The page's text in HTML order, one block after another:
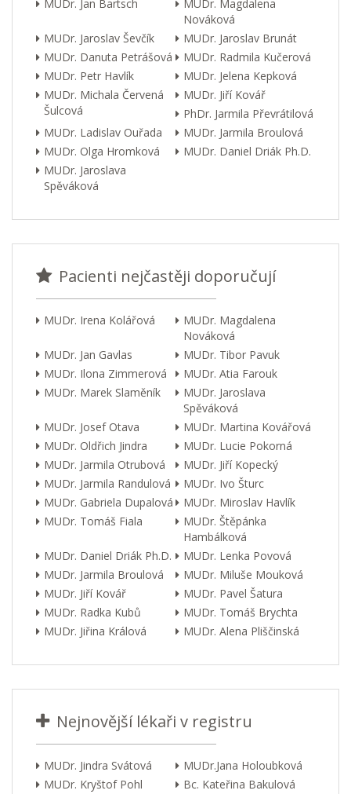
MUDr. Jan Bartsch
MUDr. Magdalena
Nováková
MUDr. Jaroslav Ševčík
MUDr. Jaroslav Brunát
MUDr. Danuta Petrášová
MUDr. Radmila Kučerová
MUDr. Petr Havlík
MUDr. Jelena Kepková
MUDr. Michala Červená
Šulcová
MUDr. Jiří Kovář
PhDr. Jarmila Převrátilová
MUDr. Ladislav Ouřada
MUDr. Jarmila Broulová
MUDr. Olga Hromková
MUDr. Daniel Driák Ph.D.
MUDr. Jaroslava
Spěváková
Pacienti nejčastěji doporučují
MUDr. Irena Kolářová
MUDr. Magdalena
Nováková
MUDr. Jan Gavlas
MUDr. Tibor Pavuk
MUDr. Ilona Zimmerová
MUDr. Atia Farouk
MUDr. Marek Slaměník
MUDr. Jaroslava
Spěváková
MUDr. Josef Otava
MUDr. Martina Kovářová
MUDr. Oldřich Jindra
MUDr. Lucie Pokorná
MUDr. Jarmila Otrubová
MUDr. Jiří Kopecký
MUDr. Jarmila Randulová
MUDr. Ivo Šturc
MUDr. Gabriela Dupalová
MUDr. Miroslav Havlík
MUDr. Tomáš Fiala
MUDr. Štěpánka
Hambálková
MUDr. Daniel Driák Ph.D.
MUDr. Lenka Povová
MUDr. Jarmila Broulová
MUDr. Miluše Mouková
MUDr. Jiří Kovář
MUDr. Pavel Šatura
MUDr. Radka Kubů
MUDr. Tomáš Brychta
MUDr. Jiřina Králová
MUDr. Alena Pliščinská
Nejnovější lékaři v registru
MUDr. Jindra Svátová
MUDr.Jana Holoubková
MUDr. Kryštof Pohl
Bc. Kateřina Bakulová